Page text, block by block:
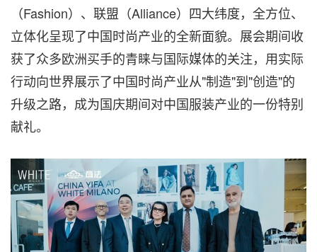
（Fashion）、联盟（Alliance）四大纬度，全方位、
立体化呈现了中国时尚产业的全新面貌。展会期间收
获了众多欧洲买手的青睐与国际媒体的关注，用实际
行动向世界展示了中国时尚产业从"制造"到"创造"的
升级之路，成为国庆期间对中国服装产业的一份特别
献礼。